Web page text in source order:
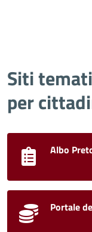
Siti
per
Albo
Portale